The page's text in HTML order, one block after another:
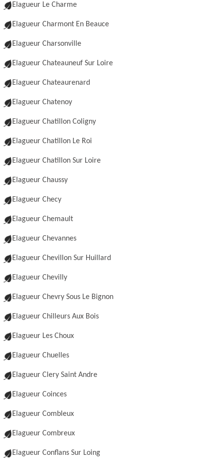
Elagueur Le Charme
Elagueur Charmont En Beauce
Elagueur Charsonville
Elagueur Chateauneuf Sur Loire
Elagueur Chateaurenard
Elagueur Chatenoy
Elagueur Chatillon Coligny
Elagueur Chatillon Le Roi
Elagueur Chatillon Sur Loire
Elagueur Chaussy
Elagueur Checy
Elagueur Chemault
Elagueur Chevannes
Elagueur Chevillon Sur Huillard
Elagueur Chevilly
Elagueur Chevry Sous Le Bignon
Elagueur Chilleurs Aux Bois
Elagueur Les Choux
Elagueur Chuelles
Elagueur Clery Saint Andre
Elagueur Coinces
Elagueur Combleux
Elagueur Combreux
Elagueur Conflans Sur Loing